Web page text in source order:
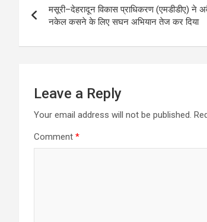
A
p
p
o
o
k
a
m
navigation
मसूरी–देहरादून विकास प्राधिकरण (एमडीडीए) ने
नकेल कसने के लिए सघन अभियान तेज कर दिया
Leave a Reply
Your email address will not be published.
Comment *